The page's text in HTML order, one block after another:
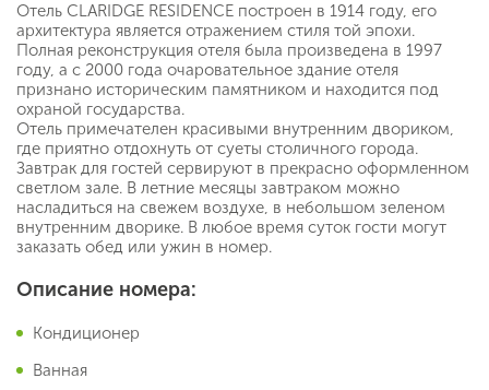
Отель CLARIDGE RESIDENCE построен в 1914 году, его
архитектура является отражением стиля той эпохи.
Полная реконструкция отеля была произведена в 1997
году, а с 2000 года очаровательное здание отеля
признано историческим памятником и находится под
охраной государства.
Отель примечателен красивыми внутренним двориком,
где приятно отдохнуть от суеты столичного города.
Завтрак для гостей сервируют в прекрасно оформленном
светлом зале. В летние месяцы завтраком можно
насладиться на свежем воздухе, в небольшом зеленом
внутренним дворике. В любое время суток гости могут
заказать обед или ужин в номер.
Описание номера:
Кондиционер
Ванная